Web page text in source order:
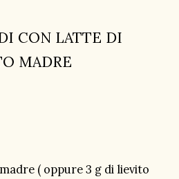
CON LATTE DI
MADRE
( oppure 3 g di lievito